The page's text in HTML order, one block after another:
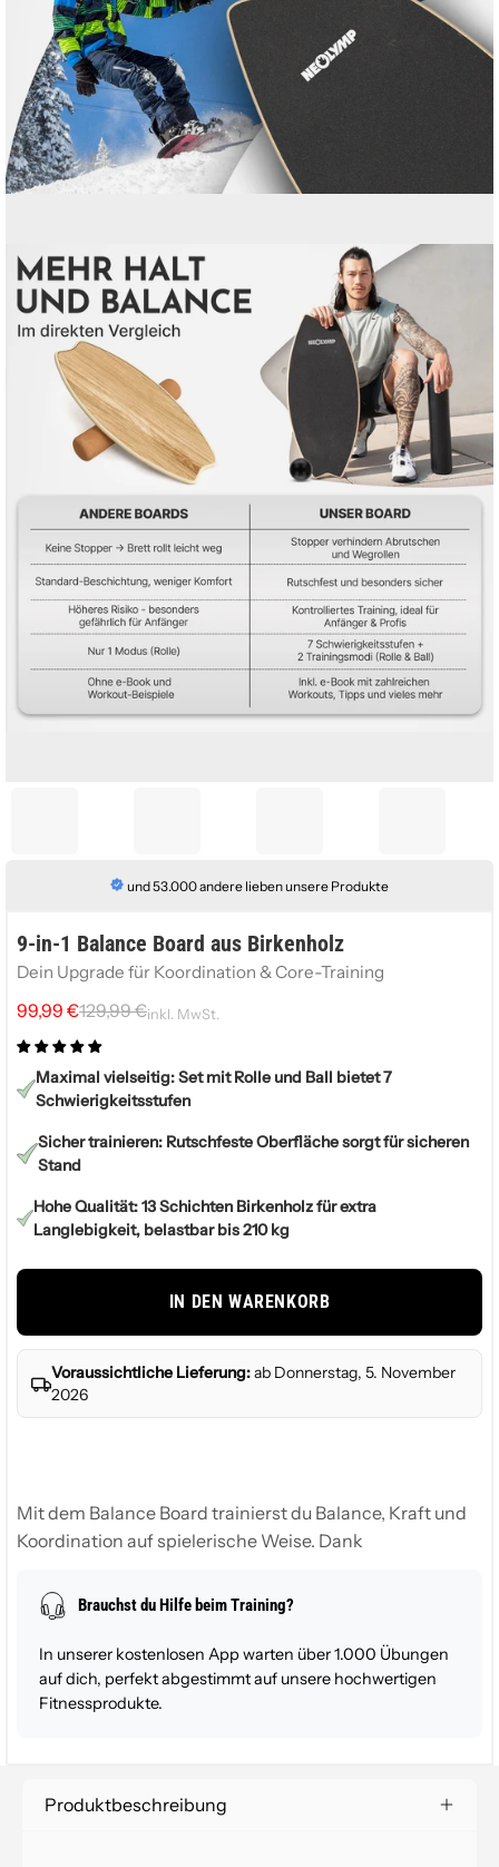
Bild-
Lightbox
öffnen
und 53.000 andere lieben unsere Produkte
9-in-1 Balance Board aus Birkenholz
Dein Upgrade für Koordination & Core-Training
99,99 €129,99 €inkl. MwSt.
Maximal vielseitig: Set mit Rolle und Ball bietet 7
Schwierigkeitsstufen
Sicher trainieren: Rutschfeste Oberfläche sorgt für sicheren
Stand
Hohe Qualität: 13 Schichten Birkenholz für extra
Langlebigkeit, belastbar bis 210 kg
IN DEN WARENKORB
Voraussichtliche Lieferung:ab Donnerstag, 5. November
2026
Mit dem Balance Board trainierst du Balance, Kraft und
Koordination auf spielerische Weise. Dank
Level anpassen – vom Einsteiger bis zum Profi. Die
rutschfeste Oberfläche sorgt für Sicherheit, während
die stabile Holzkonstruktion bis zu 210 kg trägt. Perfekt
für Sport, Reha oder Alltag.
Brauchst du Hilfe beim Training?
In unserer kostenlosen App warten über 1.000 Übungen
auf dich, perfekt abgestimmt auf unsere hochwertigen
Fitnessprodukte.
Produktbeschreibung